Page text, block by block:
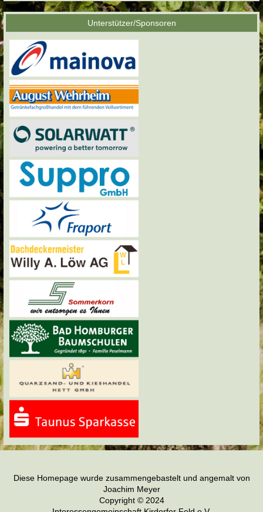
Unterstützer/Sponsoren
Diese Homepage wurde zusammengebastelt und angemalt von
Joachim Meyer
Copyright © 2024